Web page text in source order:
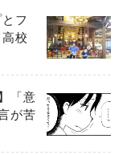
フ
校
「意
が苦